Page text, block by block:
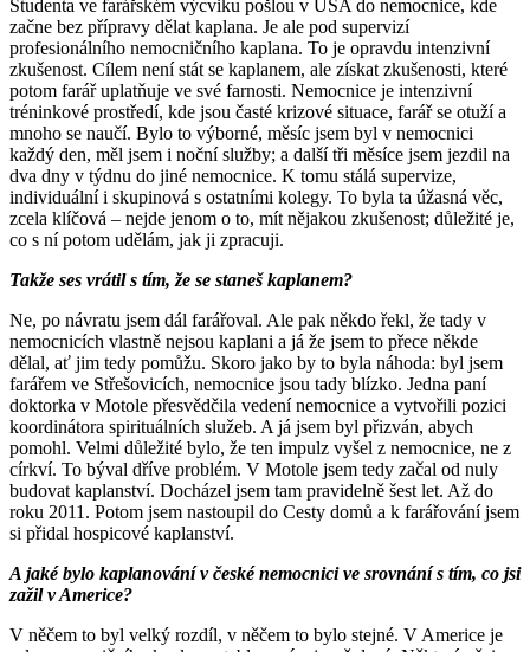
Studenta ve farářském výcviku pošlou v USA do nemocnice, kde
začne bez přípravy dělat kaplana. Je ale pod supervizí
profesionálního nemocničního kaplana. To je opravdu intenzivní
zkušenost. Cílem není stát se kaplanem, ale získat zkušenosti, které
potom farář uplatňuje ve své farnosti. Nemocnice je intenzivní
tréninkové prostředí, kde jsou časté krizové situace, farář se otuží a
mnoho se naučí. Bylo to výborné, měsíc jsem byl v nemocnici
každý den, měl jsem i noční služby; a další tři měsíce jsem jezdil na
dva dny v týdnu do jiné nemocnice. K tomu stálá supervize,
individuální i skupinová s ostatními kolegy. To byla ta úžasná věc,
zcela klíčová – nejde jenom o to, mít nějakou zkušenost; důležité je,
co s ní potom udělám, jak ji zpracuji.
Takže ses vrátil s tím, že se staneš kaplanem?
Ne, po návratu jsem dál farářoval. Ale pak někdo řekl, že tady v
nemocnicích vlastně nejsou kaplani a já že jsem to přece někde
dělal, ať jim tedy pomůžu. Skoro jako by to byla náhoda: byl jsem
farářem ve Střešovicích, nemocnice jsou tady blízko. Jedna paní
doktorka v Motole přesvědčila vedení nemocnice a vytvořili pozici
koordinátora spirituálních služeb. A já jsem byl přizván, abych
pomohl. Velmi důležité bylo, že ten impulz vyšel z nemocnice, ne z
církví. To býval dříve problém. V Motole jsem tedy začal od nuly
budovat kaplanství. Docházel jsem tam pravidelně šest let. Až do
roku 2011. Potom jsem nastoupil do Cesty domů a k farářování jsem
si přidal hospicové kaplanství.
A jaké bylo kaplanování v české nemocnici ve srovnání s tím, co jsi
zažil v Americe?
V něčem to byl velký rozdíl, v něčem to bylo stejné. V Americe je